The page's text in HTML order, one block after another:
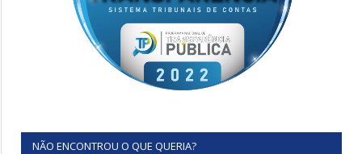
NÃO ENCONTROU O QUE QUERIA?